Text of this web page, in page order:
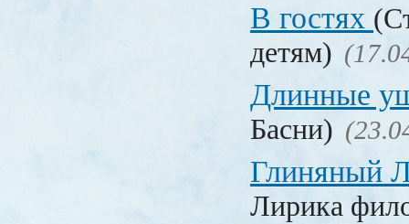
В гостях
детям)
Длинные
Басни)
Глиняный
Лирика